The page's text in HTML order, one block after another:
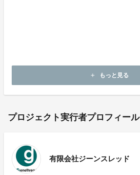
add もっと見る
プロジェクト実行者プロフィール
有限会社ジーンスレッド